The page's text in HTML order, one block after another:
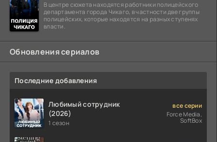
В центре сюжета находятся работники полицейского
департамента города Чикаго, в частности две группы
полицейских, которые находятся на разных ступенях
власти.
Обновления сериалов
Последние добавления
Любимый сотрудник
(2026)
1 сезон
все серии
Force Media,
SoftBox